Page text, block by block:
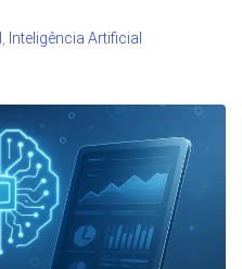
, Inteligência Artificial